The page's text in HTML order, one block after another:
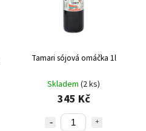
Tamari sójová omáčka 1l
Skladem (2 ks)
345 Kč